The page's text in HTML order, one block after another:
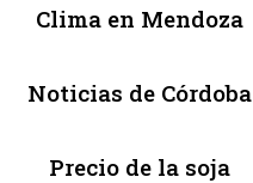
Clima en Mendoza
Noticias de Córdoba
Precio de la soja